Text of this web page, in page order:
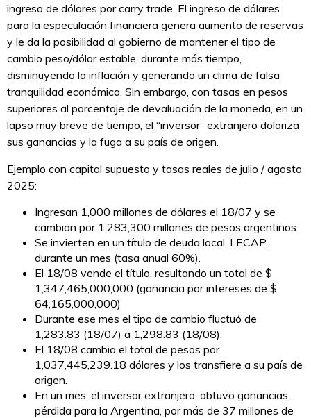
ingreso de dólares por carry trade. El ingreso de dólares
para la especulación financiera genera aumento de reservas
y le da la posibilidad al gobierno de mantener el tipo de
cambio peso/dólar estable, durante más tiempo,
disminuyendo la inflación y generando un clima de falsa
tranquilidad económica. Sin embargo, con tasas en pesos
superiores al porcentaje de devaluación de la moneda, en un
lapso muy breve de tiempo, el “inversor” extranjero dolariza
sus ganancias y la fuga a su país de origen.
Ejemplo con capital supuesto y tasas reales de julio / agosto
2025:
Ingresan 1,000 millones de dólares el 18/07 y se
cambian por 1,283,300 millones de pesos argentinos.
Se invierten en un título de deuda local, LECAP,
durante un mes (tasa anual 60%).
El 18/08 vende el título, resultando un total de $
1,347,465,000,000 (ganancia por intereses de $
64,165,000,000)
Durante ese mes el tipo de cambio fluctuó de
1,283.83 (18/07) a 1,298.83 (18/08).
El 18/08 cambia el total de pesos por
1,037,445,239.18 dólares y los transfiere a su país de
origen.
En un mes, el inversor extranjero, obtuvo ganancias,
pérdida para la Argentina, por más de 37 millones de